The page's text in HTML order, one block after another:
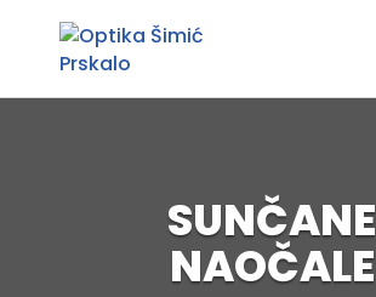
SUNČANE
NAOČALE